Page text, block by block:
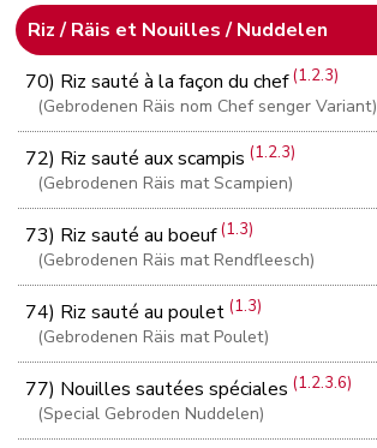
Riz / Räis et Nouilles / Nuddelen
70) Riz sauté à la façon du chef(1.2.3)
(Gebrodenen Räis nom Chef senger Variant)
72) Riz sauté aux scampis(1.2.3)
(Gebrodenen Räis mat Scampien)
73) Riz sauté au boeuf(1.3)
(Gebrodenen Räis mat Rendfleesch)
74) Riz sauté au poulet(1.3)
(Gebrodenen Räis mat Poulet)
77) Nouilles sautées spéciales(1.2.3.6)
(Special Gebroden Nuddelen)